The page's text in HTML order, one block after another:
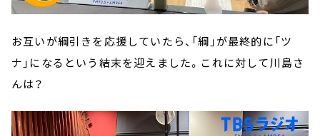
お互いが綱引きを応援していたら、「綱」が最終的に「ツ
ナ」になるという結末を迎えました。これに対して川島さ
んは？